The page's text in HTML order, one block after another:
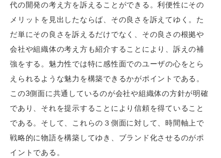
代の開発の考え方を訴えることができる。利便性にその
メリットを見出したならば、その良さを訴えてゆく。た
だ単にその良さを訴えるだけでなく、その良さの根拠や
会社や組織体の考え方も紹介することにより、訴えの補
強をする。魅力性では特に感性面でのユーザの心をとら
えられるような魅力を構築できるかがポイントである。
この3側面に共通しているのが会社や組織体の方針が明確
であり、それを提示することにより信頼を得ていること
である。そして、これらの３側面に対して、時間軸上で
戦略的に物語を構築してゆき、ブランド化させるのがポ
イントである。